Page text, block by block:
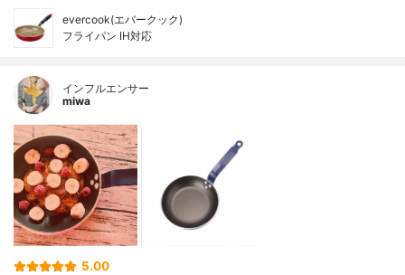
evercook(エバークック)
フライパン IH対応
インフルエンサー
miwa
5.00